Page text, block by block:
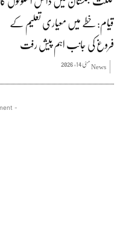
قیام: خطے میں معیاری تعلیم کے
فروغ کی جانب اہم پیش رفت
Newsمئی 14, 2026
- Advertisement -